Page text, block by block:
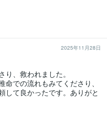
2025年11月28日
、救われました。
での流れもみてくださり、
して良かったです。ありがと